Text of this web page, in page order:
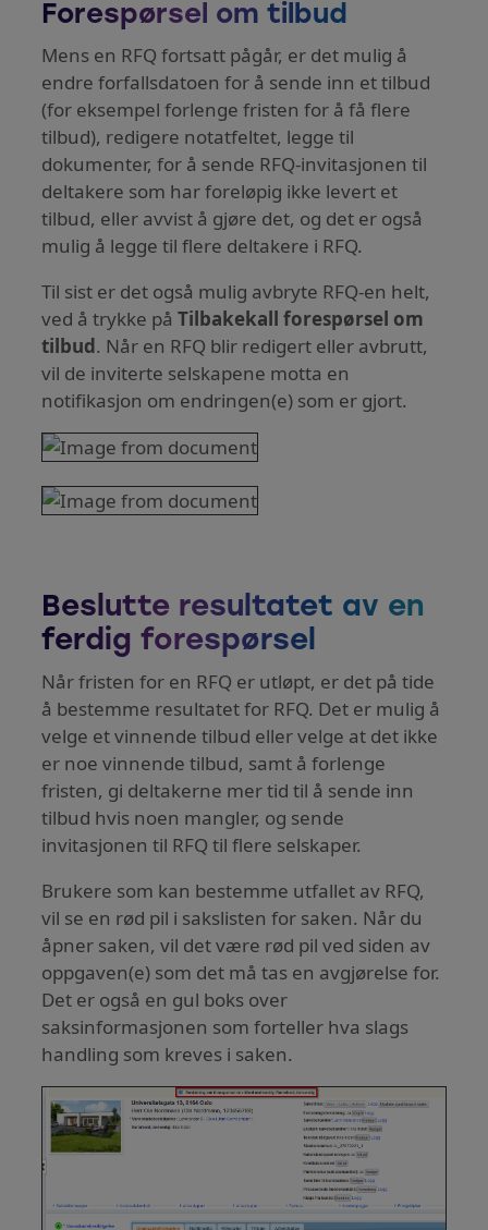
Forespørsel om tilbud
Mens en RFQ fortsatt pågår, er det mulig å
endre forfallsdatoen for å sende inn et tilbud
(for eksempel forlenge fristen for å få flere
tilbud), redigere notatfeltet, legge til
dokumenter, for å sende RFQ-invitasjonen til
deltakere som har foreløpig ikke levert et
tilbud, eller avvist å gjøre det, og det er også
mulig å legge til flere deltakere i RFQ.
Til sist er det også mulig avbryte RFQ-en helt,
ved å trykke påTilbakekall forespørsel om
tilbud. Når en RFQ blir redigert eller avbrutt,
vil de inviterte selskapene motta en
notifikasjon om endringen(e) som er gjort.
Beslutte resultatet av en
ferdig forespørsel
Når fristen for en RFQ er utløpt, er det på tide
å bestemme resultatet for RFQ. Det er mulig å
velge et vinnende tilbud eller velge at det ikke
er noe vinnende tilbud, samt å forlenge
fristen, gi deltakerne mer tid til å sende inn
tilbud hvis noen mangler, og sende
invitasjonen til RFQ til flere selskaper.
Brukere som kan bestemme utfallet av RFQ,
vil se en rød pil i sakslisten for saken. Når du
åpner saken, vil det være rød pil ved siden av
oppgaven(e) som det må tas en avgjørelse for.
Det er også en gul boks over
saksinformasjonen som forteller hva slags
handling som kreves i saken.